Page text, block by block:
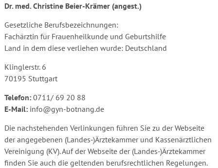
Dr. med. Christine Beier-Krämer (angest.)
Gesetzliche Berufsbezeichnungen:
Fachärztin für Frauenheilkunde und Geburtshilfe
Land in dem diese verliehen wurde: Deutschland
Klinglerstr. 6
70195 Stuttgart
Telefon:0711/ 69 20 88
E-Mail:info@gyn-botnang.de
Die nachstehenden Verlinkungen führen Sie zu der Webseite
der angegebenen (Landes-)Ärztekammer und Kassenärztlichen
Vereinigung (KV). Auf der Webseite der (Landes-)Ärztekammer
finden Sie auch die geltenden berufsrechtlichen Regelungen.